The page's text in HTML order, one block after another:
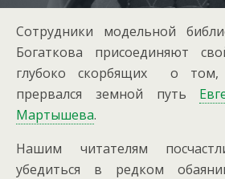
Сотрудники модельной
Богаткова присоединяют
глубоко скорбящих о том,
прервался земной путь
Мартышева.
Нашим читателям
убедиться в редком